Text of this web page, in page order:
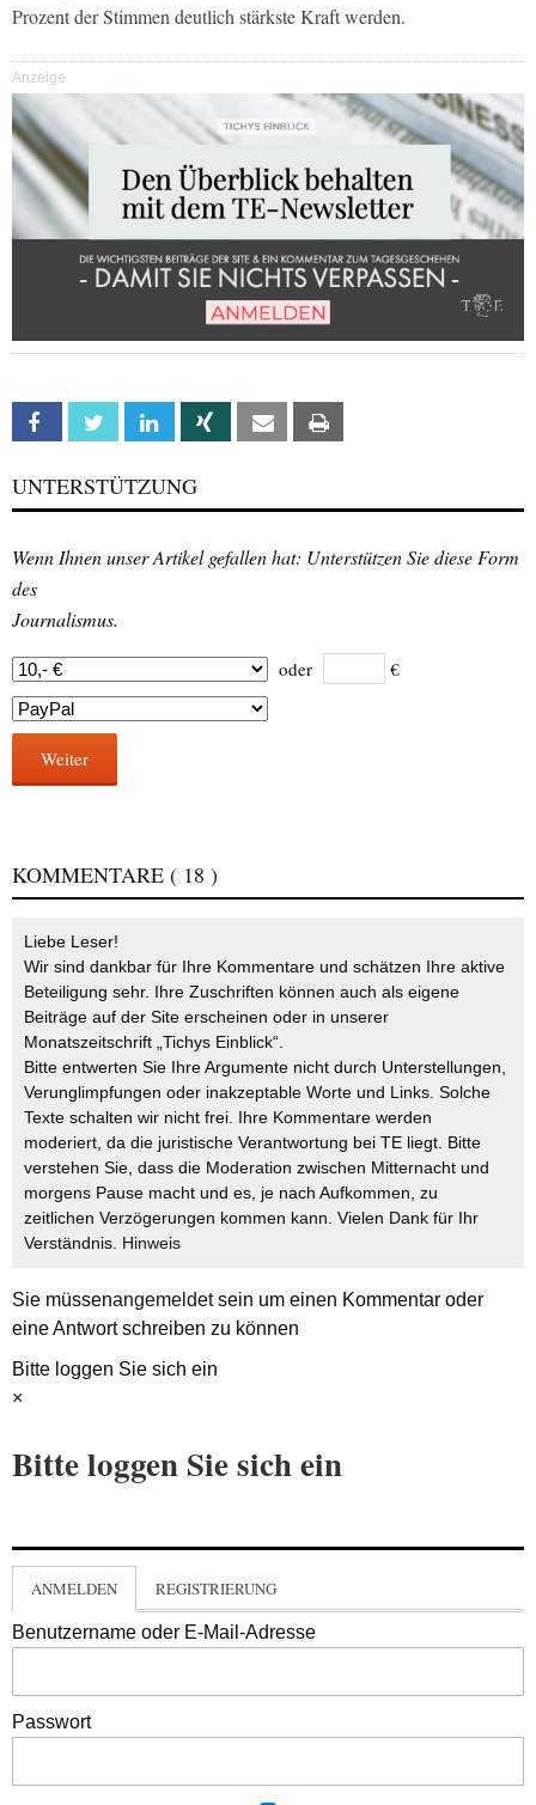
Prozent der Stimmen deutlich stärkste Kraft werden.
Anzeige
Facebook Twitter Linkedin Xing Email
UNTERSTÜTZUNG
Wenn Ihnen unser Artikel gefallen hat: Unterstützen Sie diese Form
des
Journalismus.
oder €
Weiter
KOMMENTARE ( 18 )
Liebe Leser!
Wir sind dankbar für Ihre Kommentare und schätzen Ihre aktive
Beteiligung sehr. Ihre Zuschriften können auch als eigene
Beiträge auf der Site erscheinen oder in unserer
Monatszeitschrift „Tichys Einblick“.
Bitte entwerten Sie Ihre Argumente nicht durch Unterstellungen,
Verunglimpfungen oder inakzeptable Worte und Links. Solche
Texte schalten wir nicht frei. Ihre Kommentare werden
moderiert, da die juristische Verantwortung bei TE liegt. Bitte
verstehen Sie, dass die Moderation zwischen Mitternacht und
morgens Pause macht und es, je nach Aufkommen, zu
zeitlichen Verzögerungen kommen kann. Vielen Dank für Ihr
Verständnis. Hinweis
Sie müssenangemeldetsein um einen Kommentar oder
eine Antwort schreiben zu können
Bitte loggen Sie sich ein
×
Bitte loggen Sie sich ein
ANMELDEN REGISTRIERUNG
Benutzername oder E-Mail-Adresse
Passwort